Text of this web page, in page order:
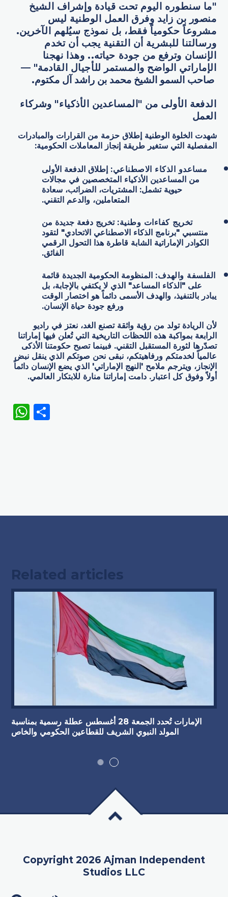
"ما سنطوره اليوم تحت قيادة وإشراف الشيخ
منصور بن زايد وفرق العمل الوطنية ليس
مشروعاً حكومياً فقط، بل نموذج سيُلهم الآخرين.
ورسالتنا للبشرية أن التقنية يجب أن تخدم
الإنسان وترفع من جودة حياته.. وهذا نهجنا
الإماراتي الواضح والمستمر للأجيال القادمة" —
صاحب السمو الشيخ محمد بن راشد آل مكتوم.
الدفعة الأولى من "المساعدين الأذكياء" وشركاء
العمل
شهدت الخلوة الوطنية إطلاق حزمة من القرارات والمبادرات
المفصلية التي ستغير طريقة إنجاز المعاملات الحكومية:
مساعدو الذكاء الاصطناعي: إطلاق الدفعة الأولى
من المساعدين الأذكياء المتخصصين في مجالات
حيوية تشمل: المشتريات، الضرائب، سعادة
المتعاملين، والدعم التقني.
تخريج كفاءات وطنية: تخريج دفعة جديدة من
منتسبي "برنامج الذكاء الاصطناعي الاتحادي" لتقود
الكوادر الإماراتية الشابة قاطرة هذا التحول الرقمي
الفائق.
الفلسفة والهدف: المنظومة الحكومية الجديدة قائمة
على "الذكاء المساعد" الذي لا يكتفي بالإجابة، بل
يبادر بالتنفيذ، والهدف الأسمى دائماً هو اختصار الوقت
ورفع جودة حياة الإنسان.
لأن الريادة تولد من رؤية واثقة تصنع الغد، نعتز في راديو
الرابعة بمواكبة هذه اللحظات التاريخية التي تُعلن فيها إماراتنا
تصدّرها لثورة المستقبل التقني. فبينما تصبح حكومتنا الأذكى
عالمياً لخدمتكم ورفاهيتكم، نبقى نحن صوتكم الذي ينقل نبض
الإنجاز، ويترجم ملامح 'النهج الإماراتي' الذي يضع الإنسان دائماً
أولاً وفوق كل اعتبار. دامت إماراتنا منارة للابتكار العالمي.
WhatsApp
Related articles
الإمارات تُحدد الجمعة 28 أغسطس عطلة رسمية بمناسبة
المولد النبوي الشريف للقطاعين الحكومي والخاص
Copyright 2026 Ajman Independent
Studios LLC